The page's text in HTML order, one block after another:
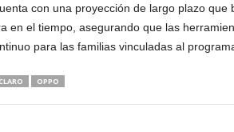
con una proyección de largo plazo que
en el tiempo, asegurando que las
para las familias vinculadas al
CLARO OPPO